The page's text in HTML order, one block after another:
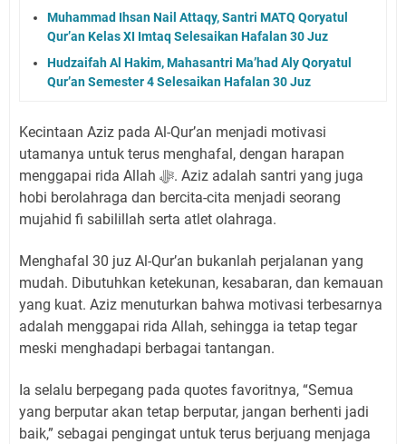
Muhammad Ihsan Nail Attaqy, Santri MATQ Qoryatul
Qur’an Kelas XI Imtaq Selesaikan Hafalan 30 Juz
Hudzaifah Al Hakim, Mahasantri Ma’had Aly Qoryatul
Qur’an Semester 4 Selesaikan Hafalan 30 Juz
Kecintaan Aziz pada Al-Qur’an menjadi motivasi
utamanya untuk terus menghafal, dengan harapan
menggapai rida Allah ﷻ. Aziz adalah santri yang juga
hobi berolahraga dan bercita-cita menjadi seorang
mujahid fi sabilillah serta atlet olahraga.
Menghafal 30 juz Al-Qur’an bukanlah perjalanan yang
mudah. Dibutuhkan ketekunan, kesabaran, dan kemauan
yang kuat. Aziz menuturkan bahwa motivasi terbesarnya
adalah menggapai rida Allah, sehingga ia tetap tegar
meski menghadapi berbagai tantangan.
Ia selalu berpegang pada quotes favoritnya, “Semua
yang berputar akan tetap berputar, jangan berhenti jadi
baik,” sebagai pengingat untuk terus berjuang menjaga